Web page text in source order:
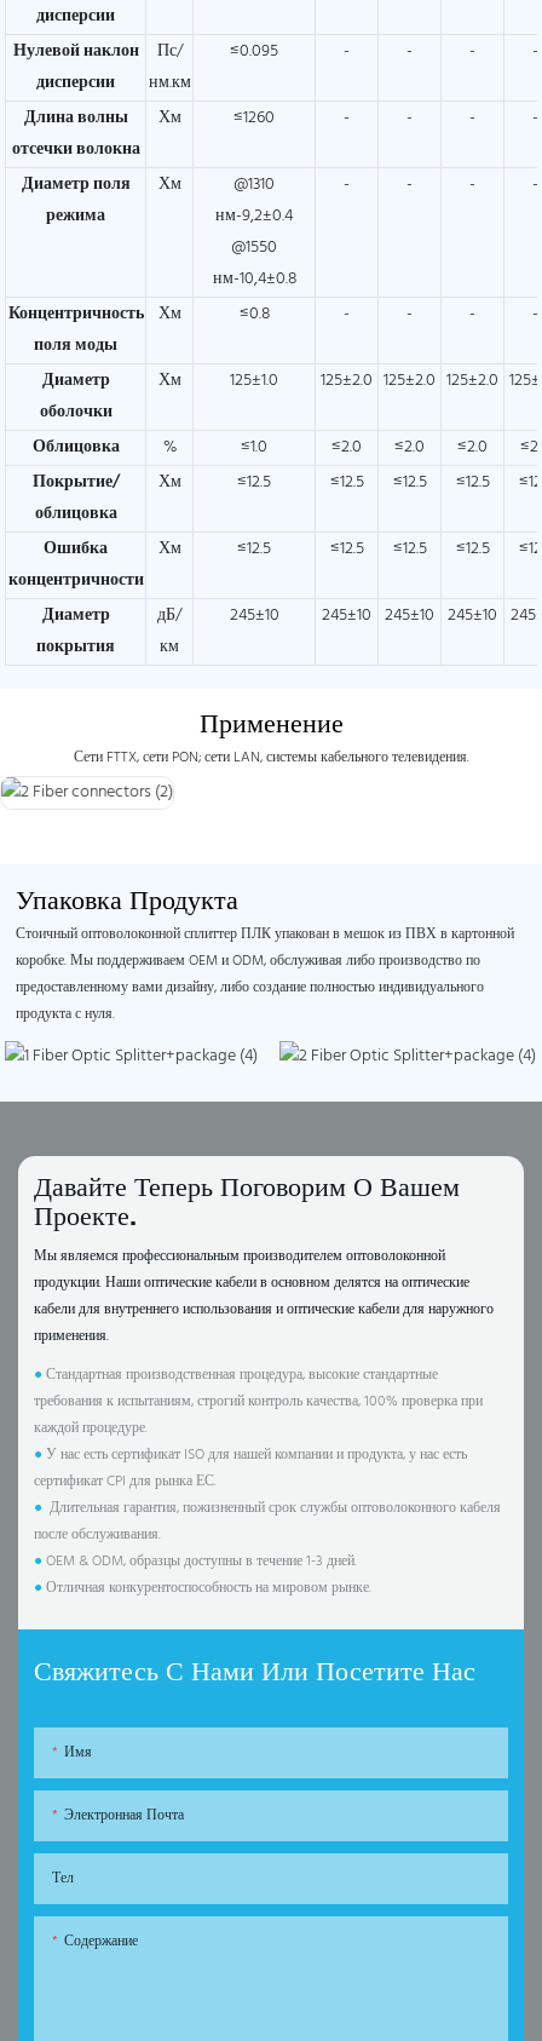
дисперсии
Нулевой наклон
дисперсии
Пс/
нм.км
≤0.095 - - - -
Длина волны
отсечки волокна
Хм ≤1260 - - - -
Диаметр поля
режима
Хм
@1310
нм-9,2±0.4
@1550
нм-10,4±0.8
- - - -
Концентричность
поля моды
Хм ≤0.8 - - - -
Диаметр
оболочки
Хм 125±1.0 125±2.0 125±2.0 125±2.0
Облицовка % ≤1.0 ≤2.0 ≤2.0 ≤2.0
Покрытие/
облицовка
Хм ≤12.5 ≤12.5 ≤12.5 ≤12.5
Ошибка
концентричности
Хм ≤12.5 ≤12.5 ≤12.5 ≤12.5
Диаметр
покрытия
дБ/
км
245±10 245±10 245±10 245±10
Применение
Сети FTTX, сети PON; сети LAN, системы кабельного телевидения.
Упаковка Продукта
Стоичный оптоволоконной сплиттер ПЛК упакован в мешок из ПВХ в картонной
коробке. Мы поддерживаем OEM и ODM, обслуживая либо производство по
предоставленному вами дизайну, либо создание полностью индивидуального
продукта с нуля.
Давайте Теперь Поговорим О Вашем
Проекте.
Мы являемся профессиональным производителем оптоволоконной
продукции. Наши оптические кабели в основном делятся на оптические
кабели для внутреннего использования и оптические кабели для наружного
применения.
●Стандартная производственная процедура, высокие стандартные
требования к испытаниям, строгий контроль качества, 100% проверка при
каждой процедуре.
●У нас есть сертификат ISO для нашей компании и продукта, у нас есть
сертификат CPI для рынка ЕС.
● Длительная гарантия, пожизненный срок службы оптоволоконного кабеля
после обслуживания.
●OEM & ODM, образцы доступны в течение 1-3 дней.
●Отличная конкурентоспособность на мировом рынке.
Свяжитесь С Нами Или Посетите Нас
Имя
Электронная Почта
Тел
Содержание